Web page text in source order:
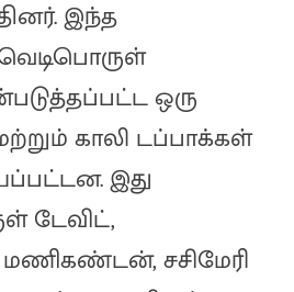
இந்த
ஒரு
காலி டப்பாக்கள்
இது
டேவிட்,
சசிமேரி